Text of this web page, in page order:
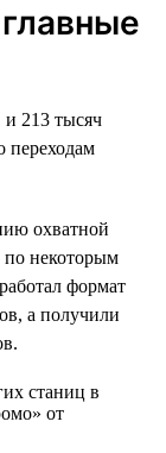
и 213 тысяч
переходам
охватной
по некоторым
формат
а получили